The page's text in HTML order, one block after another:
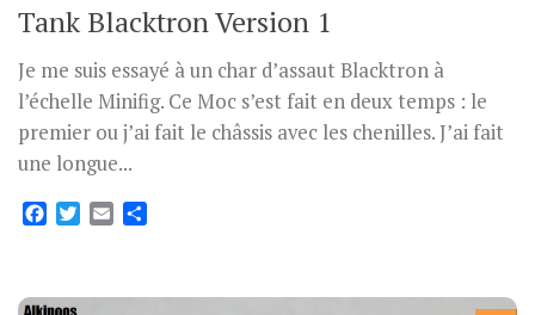
Tank Blacktron Version 1
Je me suis essayé à un char d’assaut Blacktron à
l’échelle Minifig. Ce Moc s’est fait en deux temps : le
premier ou j’ai fait le châssis avec les chenilles. J’ai fait
une longue...
Facebook
Twitter
Email